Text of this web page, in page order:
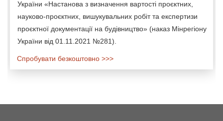
України «Настанова з визначення вартості проєктних,
науково-проєктних, вишукувальних робіт та експертизи
проєктної документації на будівництво» (наказ Мінрегіону
України від 01.11.2021 №281).
Спробувати безкоштовно >>>